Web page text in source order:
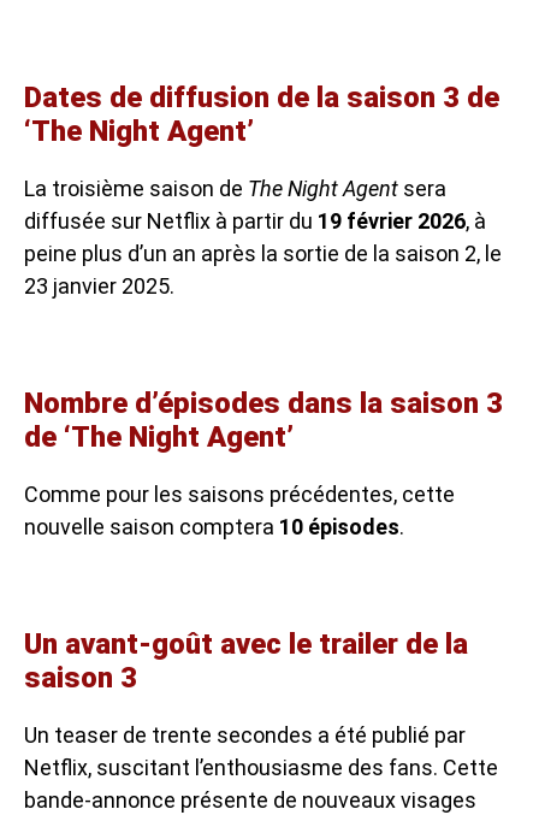
Dates de diffusion de la saison 3 de
‘The Night Agent’
La troisième saison de The Night Agent sera
diffusée sur Netflix à partir du 19 février 2026, à
peine plus d’un an après la sortie de la saison 2, le
23 janvier 2025.
Nombre d’épisodes dans la saison 3
de ‘The Night Agent’
Comme pour les saisons précédentes, cette
nouvelle saison comptera 10 épisodes.
Un avant-goût avec le trailer de la
saison 3
Un teaser de trente secondes a été publié par
Netflix, suscitant l’enthousiasme des fans. Cette
bande-annonce présente de nouveaux visages